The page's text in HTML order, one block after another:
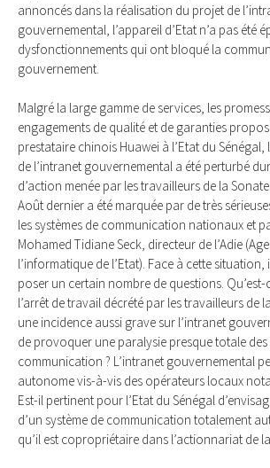
annoncés dans la réalisation du projet de
gouvernemental, l’appareil d’Etat n’a pas été
dysfonctionnements qui ont bloqué la
gouvernement.
Malgré la large gamme de services, les
engagements de qualité et de garanties
prestataire chinois Huawei à l’Etat du
de l’intranet gouvernemental a été perturbé
d’action menée par les travailleurs de la
Août dernier a été marquée par de très
les systèmes de communication nationaux et
Mohamed Tidiane Seck, directeur de l’Adie
l’informatique de l’Etat). Face à cette situation,
poser un certain nombre de questions.
l’arrêt de travail décrété par les travailleurs de
une incidence aussi grave sur l’intranet
de provoquer une paralysie presque totale des
communication ? L’intranet gouvernemental
autonome vis-à-vis des opérateurs locaux
Est-il pertinent pour l’Etat du Sénégal
d’un système de communication totalement
qu’il est copropriétaire dans l’actionnariat de